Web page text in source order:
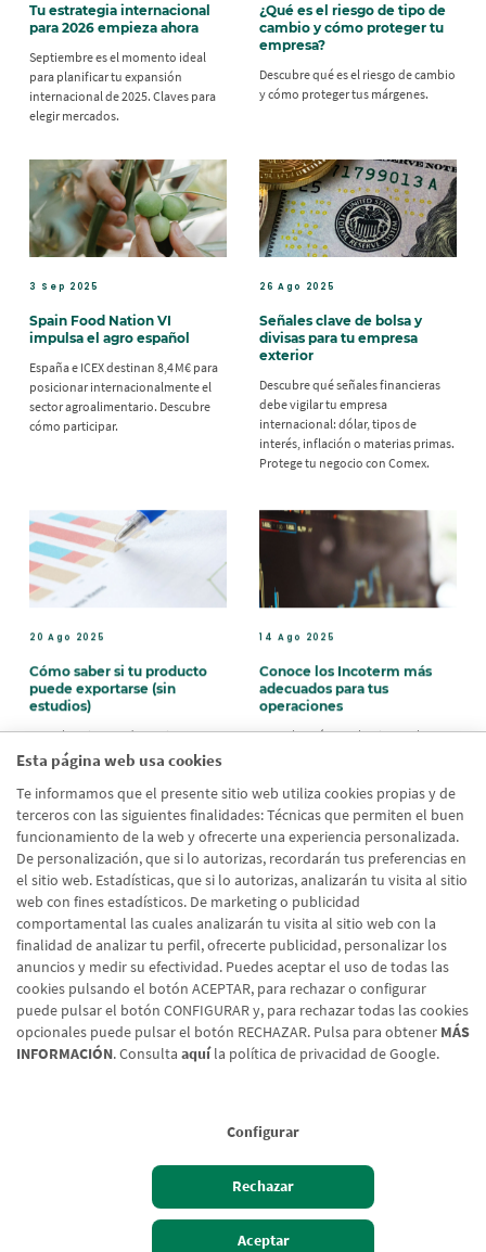
Esta página web usa cookies
Te informamos que el presente sitio web utiliza cookies propias y de
terceros con las siguientes finalidades: Técnicas que permiten el buen
funcionamiento de la web y ofrecerte una experiencia personalizada.
De personalización, que si lo autorizas, recordarán tus preferencias en
el sitio web. Estadísticas, que si lo autorizas, analizarán tu visita al sitio
web con fines estadísticos. De marketing o publicidad
comportamental las cuales analizarán tu visita al sitio web con la
finalidad de analizar tu perfil, ofrecerte publicidad, personalizar los
anuncios y medir su efectividad. Puedes aceptar el uso de todas las
cookies pulsando el botón ACEPTAR, para rechazar o configurar
puede pulsar el botón CONFIGURAR y, para rechazar todas las cookies
opcionales puede pulsar el botón RECHAZAR. Pulsa para obtener MÁS
INFORMACIÓN. Consulta aquíla política de privacidad de Google.
Configurar
Rechazar
Aceptar
Tu estrategia internacional
para 2026 empieza ahora
Septiembre es el momento ideal
para planificar tu expansión
internacional de 2025. Claves para
elegir mercados.
¿Qué es el riesgo de tipo de
cambio y cómo proteger tu
empresa?
Descubre qué es el riesgo de cambio
y cómo proteger tus márgenes.
3 Sep 2025
Spain Food Nation VI
impulsa el agro español
España e ICEX destinan 8,4 M€ para
posicionar internacionalmente el
sector agroalimentario. Descubre
cómo participar.
26 Ago 2025
Señales clave de bolsa y
divisas para tu empresa
exterior
Descubre qué señales financieras
debe vigilar tu empresa
internacional: dólar, tipos de
interés, inflación o materias primas.
Protege tu negocio con Comex.
20 Ago 2025
Cómo saber si tu producto
puede exportarse (sin
estudios)
Descubre si tu producto tiene
potencial internacional usando
fuentes oficiales, datos públicos y
herramientas digitales accesibles
para pymes.
14 Ago 2025
Conoce los Incoterm más
adecuados para tus
operaciones
Descubre cómo seleccionar el
internacionales.
Paginación
‹Página
anterior
4 5 6 7 8 9 10 11 12 ›
Aviso legal
Política de cookies
Protección de Datos